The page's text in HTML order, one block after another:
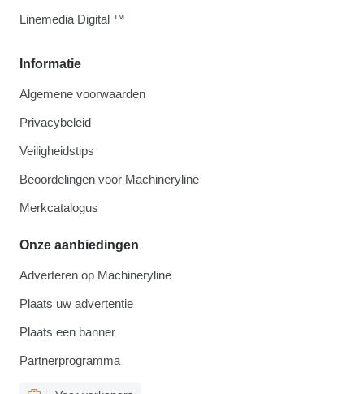
Informatie
Algemene voorwaarden
Privacybeleid
Veiligheidstips
Beoordelingen voor Machineryline
Merkcatalogus
Onze aanbiedingen
Adverteren op Machineryline
Plaats uw advertentie
Plaats een banner
Partnerprogramma
Linemedia Digital ™